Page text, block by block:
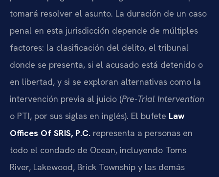
tomará resolver el asunto. La duración de un caso
penal en esta jurisdicción depende de múltiples
factores: la clasificación del delito, el tribunal
donde se presenta, si el acusado está detenido o
en libertad, y si se exploran alternativas como la
intervención previa al juicio (Pre-Trial Intervention
o PTI, por sus siglas en inglés). El bufete Law
Offices Of SRIS, P.C. representa a personas en
todo el condado de Ocean, incluyendo Toms
River, Lakewood, Brick Township y las demás